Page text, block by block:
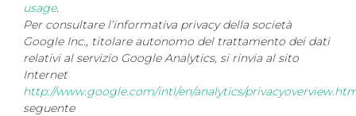
usage.
Per consultare l’informativa privacy della società
Google Inc., titolare autonomo del trattamento dei dati
relativi al servizio Google Analytics, si rinvia al sito
Internet
http://www.google.com/intl/en/analytics/
seguente